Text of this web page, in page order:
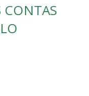
CONTAS